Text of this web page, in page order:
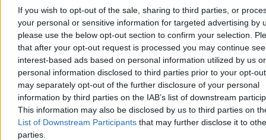
If you wish to opt-out of the sale, sharing to third parties, or
your personal or sensitive information for targeted advertising by
please use the below opt-out section to confirm your selection.
that after your opt-out request is processed you may continue
interest-based ads based on personal information utilized by us or
personal information disclosed to third parties prior to your opt-
may separately opt-out of the further disclosure of your personal
information by third parties on the IAB’s list of downstream
This information may also be disclosed by us to third parties on
List of Downstream Participants that may further disclose it to
parties.
Choć Mateusz Morawiecki już zapowiedział, że najpóźniej do 15
października powoła nową partię, nadal pozostaje on formalnie
członkiem Prawa i Sprawiedliwości. To samo dotyczy
kilkudziesięciu stronników byłego premiera. Ale już niedługo. – Dla
wielu z nas ważne jest, żeby rozstać się w zgodzie i z klasą – mówi
Zero.pl prof. Karol Karski, rzecznik dyscyplinarny PiS.
Kasjan Owsianko
Dzisiaj 06:01
18 min